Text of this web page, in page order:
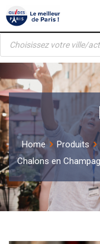
Skip
to
content
Recherche
produits
Home Produits
Chalons en